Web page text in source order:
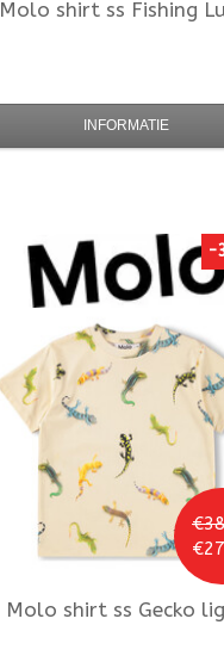
Molo shirt ss Fishing
INFORMATIE
-
Molo shirt ss Gecko